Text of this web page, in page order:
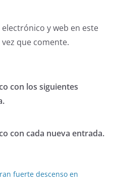
y web en este
que comente.
con los siguientes
con cada nueva entrada.
fuerte descenso en